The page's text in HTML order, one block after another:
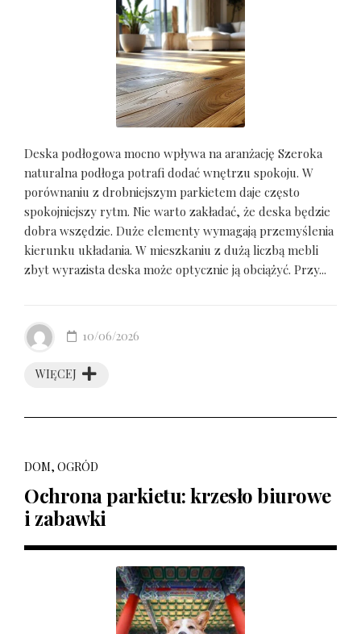
Deska podłogowa mocno wpływa na aranżację Szeroka
naturalna podłoga potrafi dodać wnętrzu spokoju. W
porównaniu z drobniejszym parkietem daje często
spokojniejszy rytm. Nie warto zakładać, że deska będzie
dobra wszędzie. Duże elementy wymagają przemyślenia
kierunku układania. W mieszkaniu z dużą liczbą mebli
zbyt wyrazista deska może optycznie ją obciążyć. Przy...
WIĘCEJ
10/06/2026
DOM, OGRÓD
Ochrona parkietu: krzesło biurowe
i zabawki